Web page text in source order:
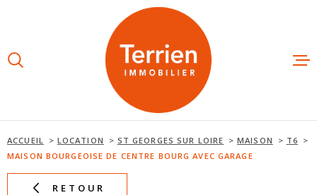
recherche
principal
ACHETER
ACCUEIL LOCATION ST GEORGES SUR LOIRE MAISON
T6
MAISON BOURGEOISE DE CENTRE BOURG AVEC GARAGE
RETOUR